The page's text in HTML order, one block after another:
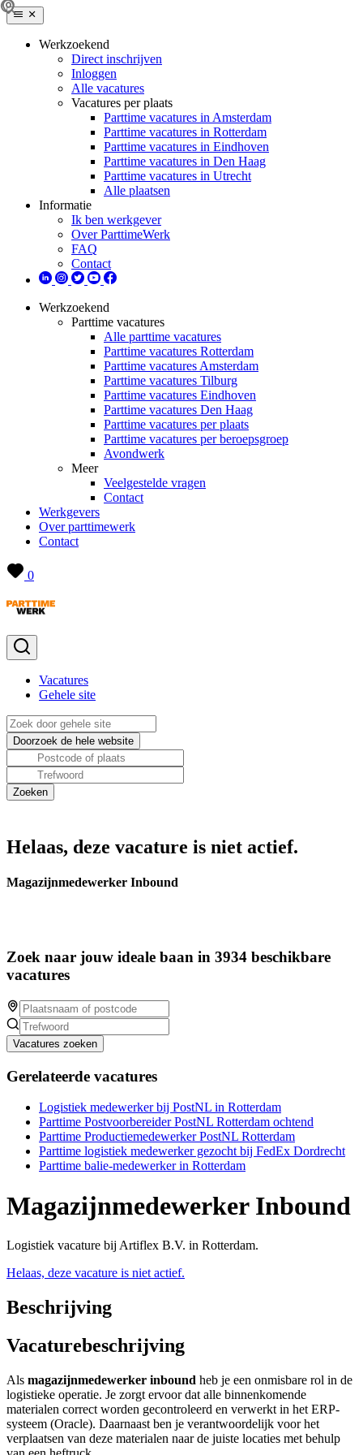
Werkzoekend
Direct inschrijven
Inloggen
Alle vacatures
Vacatures per plaats
Parttime vacatures in Amsterdam
Parttime vacatures in Rotterdam
Parttime vacatures in Eindhoven
Parttime vacatures in Den Haag
Parttime vacatures in Utrecht
Alle plaatsen
Informatie
Ik ben werkgever
Over ParttimeWerk
FAQ
Contact
Werkzoekend
Parttime vacatures
Alle parttime vacatures
Parttime vacatures Rotterdam
Parttime vacatures Amsterdam
Parttime vacatures Tilburg
Parttime vacatures Eindhoven
Parttime vacatures Den Haag
Parttime vacatures per plaats
Parttime vacatures per beroepsgroep
Avondwerk
Meer
Veelgestelde vragen
Contact
Werkgevers
Over parttimewerk
Contact
0
Vacatures
Gehele site
Helaas, deze vacature is niet actief.
Magazijnmedewerker Inbound
Zoek naar jouw ideale baan in 3934 beschikbare
vacatures
Vacatures zoeken
Gerelateerde vacatures
Logistiek medewerker bij PostNL in Rotterdam
Parttime Postvoorbereider PostNL Rotterdam ochtend
Parttime Productiemedewerker PostNL Rotterdam
Parttime logistiek medewerker gezocht bij FedEx Dordrecht
Parttime balie-medewerker in Rotterdam
Magazijnmedewerker Inbound
Logistiek vacature bij Artiflex B.V. in Rotterdam.
Helaas, deze vacature is niet actief.
Beschrijving
Vacaturebeschrijving
Als magazijnmedewerker inbound heb je een onmisbare rol in de
logistieke operatie. Je zorgt ervoor dat alle binnenkomende
materialen correct worden gecontroleerd en verwerkt in het ERP-
systeem (Oracle). Daarnaast ben je verantwoordelijk voor het
verplaatsen van deze materialen naar de juiste locaties met behulp